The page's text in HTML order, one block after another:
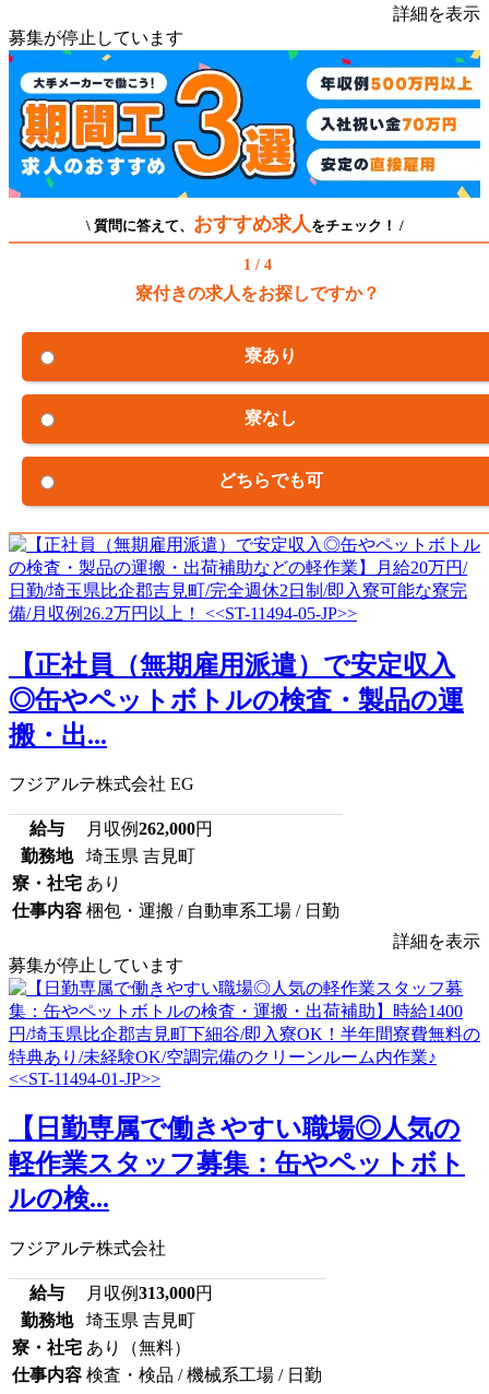
詳細を表示
募集が停止しています
\ 質問に答えて、 おすすめ求人 をチェック！ /
1 / 4
寮付きの求人をお探しですか？
寮あり
寮なし
どちらでも可
【正社員（無期雇用派遣）で安定収入
◎缶やペットボトルの検査・製品の運
搬・出...
フジアルテ株式会社 EG
給与 月収例262,000円
勤務地
埼玉県 吉見町
寮・社宅 あり
仕事内容 梱包・運搬 / 自動車系工場 / 日勤
詳細を表示
募集が停止しています
【日勤専属で働きやすい職場◎人気の
軽作業スタッフ募集：缶やペットボト
ルの検...
フジアルテ株式会社
給与 月収例313,000円
勤務地
埼玉県 吉見町
寮・社宅 あり（無料）
仕事内容 検査・検品 / 機械系工場 / 日勤